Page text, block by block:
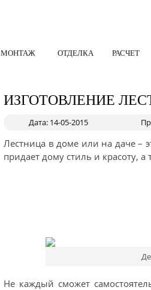
МОНТАЖ ОТДЕЛКА РАСЧЕТ
ИЗГОТОВЛЕНИЕ
Дата: 14-05-2015
Лестница в доме или на даче –
придает дому стиль и красоту,
Не каждый сможет